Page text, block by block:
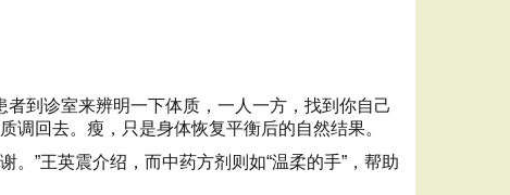
者到诊室来辨明一下体质，一人一方，找到你自己
调回去。瘦，只是身体恢复平衡后的自然结果。
”王英震介绍，而中药方剂则如“温柔的手”，帮助